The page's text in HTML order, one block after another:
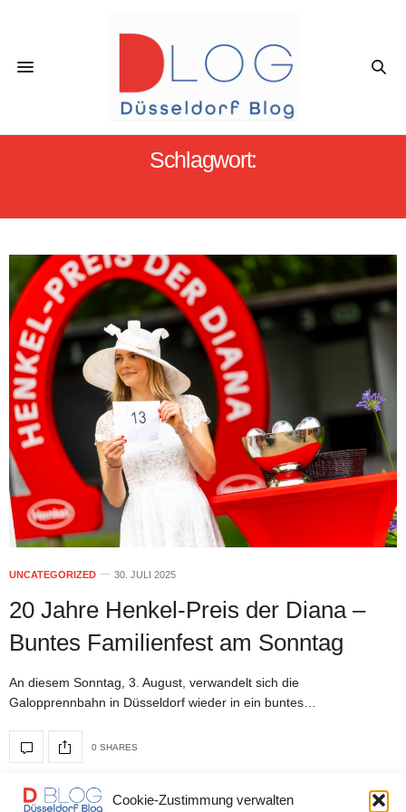
Cookie-Zustimmung verwalten
Schlagwort:
UNCATEGORIZED 30. JULI 2025
20 Jahre Henkel-Preis der Diana –
Buntes Familienfest am Sonntag
An diesem Sonntag, 3. August, verwandelt sich die
Galopprennbahn in Düsseldorf wieder in ein buntes…
0 SHARES